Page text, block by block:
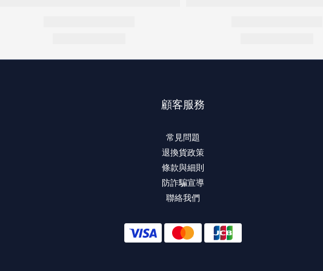
顧客服務
常見問題
退換貨政策
條款與細則
防詐騙宣導
聯絡我們